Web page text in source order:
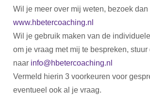
Wil je meer over mij weten, bezoek
www.hbetercoaching.nl
Wil je gebruik maken van de
om je vraag met mij te bespreken, stuur
naar info@hbetercoaching.nl
Vermeld hierin 3 voorkeuren voor
eventueel ook al je vraag.